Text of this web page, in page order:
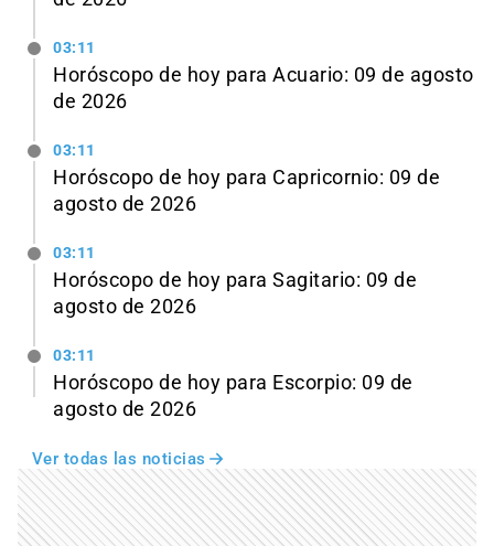
03:11
Horóscopo de hoy para Acuario: 09 de agosto
de 2026
03:11
Horóscopo de hoy para Capricornio: 09 de
agosto de 2026
03:11
Horóscopo de hoy para Sagitario: 09 de
agosto de 2026
03:11
Horóscopo de hoy para Escorpio: 09 de
agosto de 2026
Ver todas las noticias